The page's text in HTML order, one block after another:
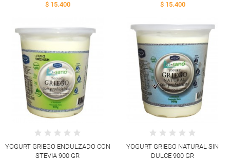
$ 15.400
$ 15.400
YOGURT GRIEGO ENDULZADO CON
STEVIA 900 GR
YOGURT GRIEGO NATURAL SIN
DULCE 900 GR